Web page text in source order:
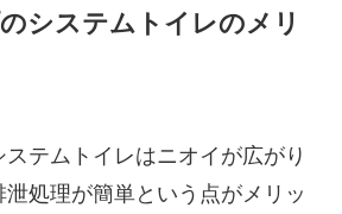
システムトイレのメリ
テムトイレはニオイが広がり
処理が簡単という点がメリッ